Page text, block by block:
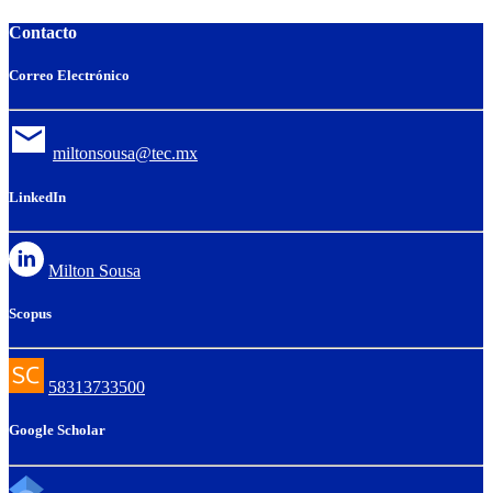
Contacto
Correo Electrónico
miltonsousa@tec.mx
LinkedIn
Milton Sousa
Scopus
58313733500
Google Scholar